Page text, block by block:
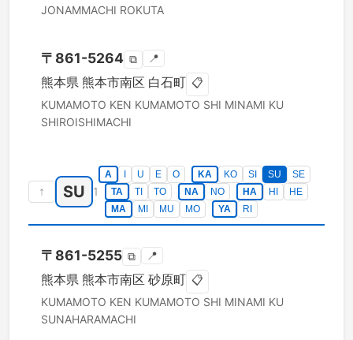
JONAMMACHI ROKUTA
〒 861-5264 ⧉ 📍
熊本県 熊本市南区 白石町 📋
KUMAMOTO KEN KUMAMOTO SHI MINAMI KU
SHIROISHIMACHI
↑ SU 1
A U E O KA KO SI SU
SE
TA
TI TO NA NO HA HI
HE
MA
MI MU MO YA RI
〒 861-5255 ⧉ 📍
熊本県 熊本市南区 砂原町 📋
KUMAMOTO KEN KUMAMOTO SHI MINAMI KU
SUNAHARAMACHI